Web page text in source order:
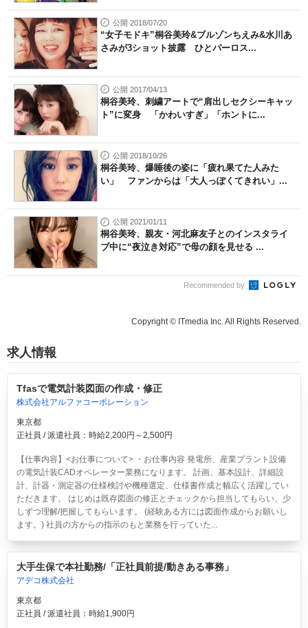
公開 2018/07/20
“女子モドキ”桐谷美玲&ブルゾンちえみ&水川あ
さみが3ショット披露 ひとパーロス...
公開 2017/04/13
桐谷美玲、刺繍アートで“肩出しセクシーキャッ
ト”に変身 「かわいすぎ」「ホントに...
公開 2018/10/26
桐谷美玲、爆睡後の姿に「疲れ果てた人みた
い」 ファンからは「大人っぽくてきれい」...
公開 2021/01/11
桐谷美玲、親友・河北麻友子とのインスタライ
ブ中に“夜泣き対応”で母の顔を見せる ...
Recommended by
Copyright © ITmedia Inc. All Rights Reserved.
求人情報
Tfasで電気計装図面の作成・修正
株式会社アルファコーポレーション
東京都
正社員 / 派遣社員：時給2,200円～2,500円
【仕事内容】<お仕事について> ・お仕事内容 発電所、産業プラント設備
の電気計装CADオペレーター業務になります。 計画、基本設計、詳細設
計、計器・測定器の仕様検討や機種選定、仕様書作成と幅広く活躍してい
ただきます。 はじめは既存図面の修正とチェックから担当してもらい、少
しずつ理解/把握してもらいます。 (経験ある方には図面作成からお願いし
ます。) 社員の方からの指示のもと業務を行っていた...
大手生保で本社勤務/「正社員前提/動きある事務」
アデコ株式会社
東京都
正社員 / 派遣社員：時給1,900円